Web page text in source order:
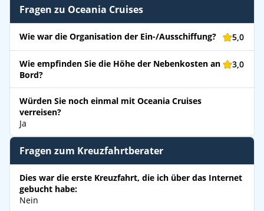
Fragen zu Oceania Cruises
Wie war die Organisation der Ein-/Ausschiffung? 5,0
Wie empfinden Sie die Höhe der Nebenkosten an
Bord?
3,0
Würden Sie noch einmal mit Oceania Cruises
verreisen?
Ja
Fragen zum Kreuzfahrtberater
Dies war die erste Kreuzfahrt, die ich über das Internet
gebucht habe:
Nein